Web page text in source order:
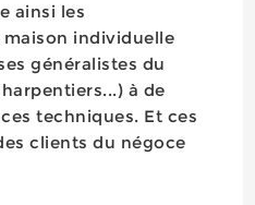
ainsi les
individuelle
généralistes du
à de
techniques. Et ces
clients du négoce